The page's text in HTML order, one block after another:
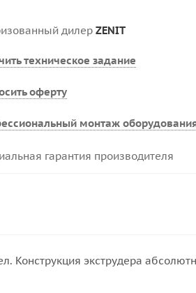
дилер ZENIT
техническое задание
оферту
монтаж
гарантия производителя
Конструкция экструдера